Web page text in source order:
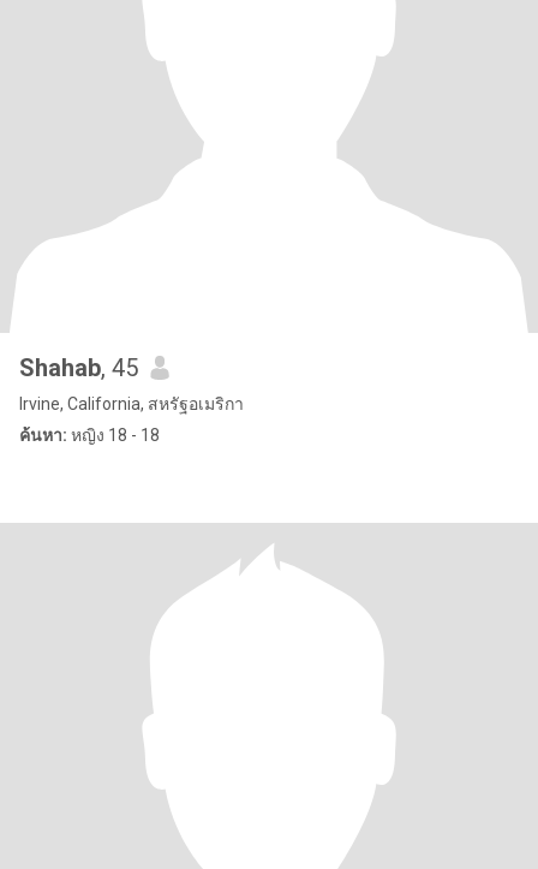
Shahab, 45
Irvine, California, สหรัฐอเมริกา
ค้นหา: หญิง 18 - 18